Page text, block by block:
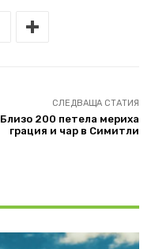
СЛЕДВАЩА СТАТИЯ
Близо 200 петeлa мериха
грация и чар в Симитли